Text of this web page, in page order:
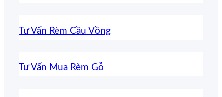
Tư Vấn Rèm Cầu Vồng
Tư Vấn Mua Rèm Gỗ